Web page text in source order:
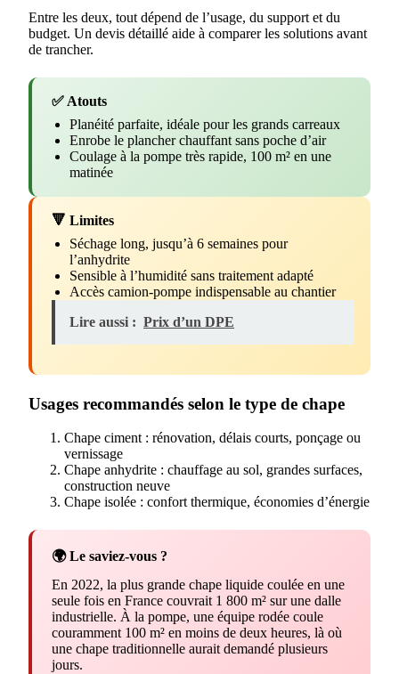
Entre les deux, tout dépend de l’usage, du support et du
budget. Un devis détaillé aide à comparer les solutions avant
de trancher.
✅ Atouts
Planéité parfaite, idéale pour les grands carreaux
Enrobe le plancher chauffant sans poche d’air
Coulage à la pompe très rapide, 100 m² en une
matinée
🔻 Limites
Séchage long, jusqu’à 6 semaines pour
l’anhydrite
Sensible à l’humidité sans traitement adapté
Accès camion-pompe indispensable au chantier
Lire aussi : Prix d’un DPE
Usages recommandés selon le type de chape
Chape ciment : rénovation, délais courts, ponçage ou
vernissage
Chape anhydrite : chauffage au sol, grandes surfaces,
construction neuve
Chape isolée : confort thermique, économies d’énergie
🌍 Le saviez-vous ?
En 2022, la plus grande chape liquide coulée en une
seule fois en France couvrait 1 800 m² sur une dalle
industrielle. À la pompe, une équipe rodée coule
couramment 100 m² en moins de deux heures, là où
une chape traditionnelle aurait demandé plusieurs
jours.